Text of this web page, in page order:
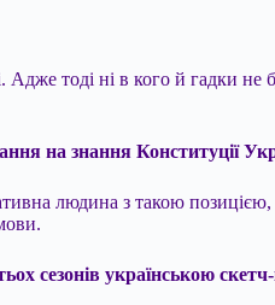
тоді ні в кого й гадки не
на знання Конституції
людина з такою позицією,
сезонів українською